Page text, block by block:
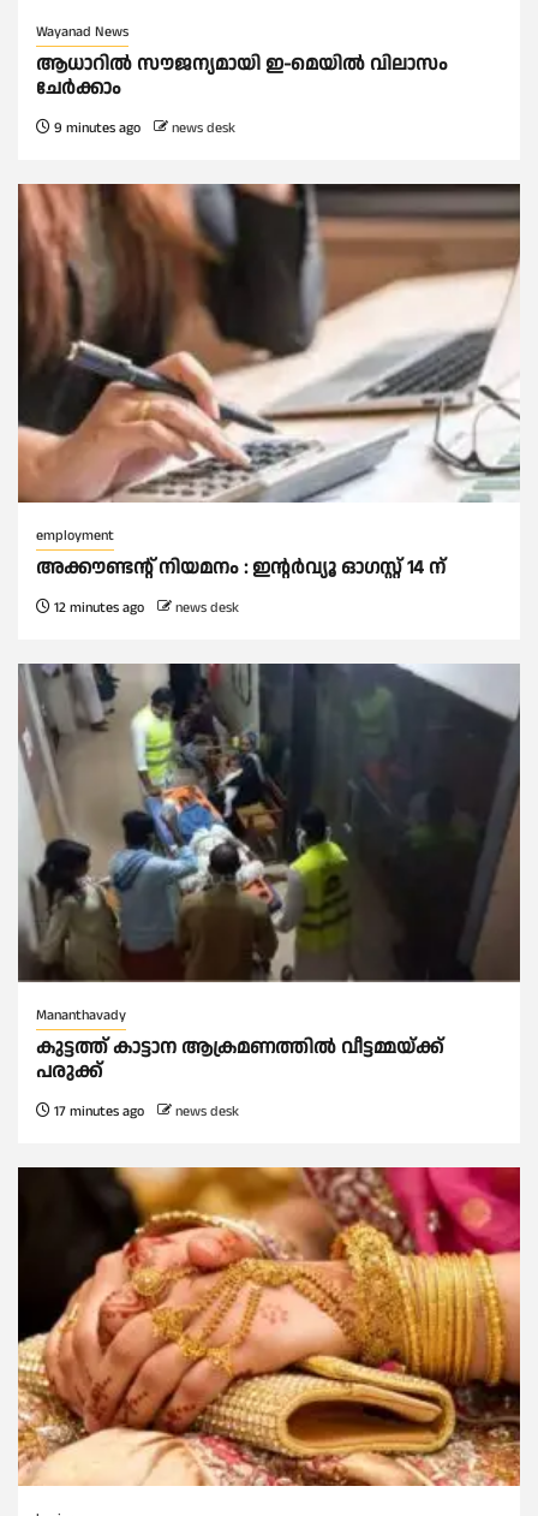
Wayanad News
ആധാറിൽ സൗജന്യമായി ഇ-മെയിൽ വിലാസം
ചേർക്കാം
9 minutes ago news desk
employment
അക്കൗണ്ടന്റ് നിയമനം : ഇൻ്റർവ്യൂ ഓഗസ്റ്റ് 14 ന്
12 minutes ago news desk
Mananthavady
കുട്ടത്ത് കാട്ടാന ആക്രമണത്തിൽ വീട്ടമ്മയ്ക്ക്
പരുക്ക്
17 minutes ago news desk